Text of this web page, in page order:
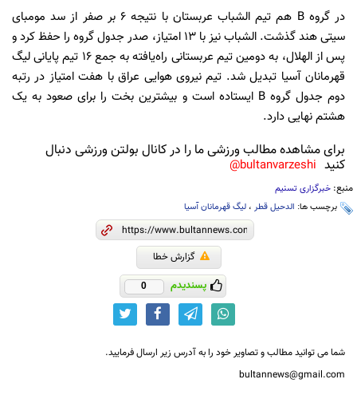
در گروه B هم تیم الشباب عربستان با نتیجه 6 بر صفر از سد مومبای
سیتی هند گذشت. الشباب نیز با 13 امتیاز، صدر جدول گروه را حفظ کرد و
پس از الهلال، به دومین تیم عربستانی راه‌یافته به جمع 16 تیم پایانی لیگ
قهرمانان آسیا تبدیل شد. تیم نیروی هوایی عراق با هفت امتیاز در رتبه
دوم جدول گروه B ایستاده است و بیشترین بخت را برای صعود به یک
هشتم نهایی دارد.
برای مشاهده مطالب ورزشی ما را در کانال بولتن ورزشی دنبال
کنید bultanvarzeshi@
منبع: خبرگزاری تسنیم
برچسب ها: الدحیل قطر ، لیگ قهرمانان آسیا
گزارش خطا
پسندیدم 0
شما می توانید مطالب و تصاویر خود را به آدرس زیر ارسال فرمایید.
bultannews@gmail.com